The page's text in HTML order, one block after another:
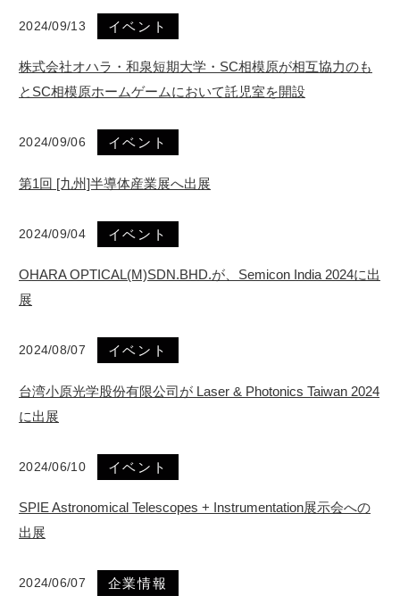
2024/09/13 イベント
株式会社オハラ・和泉短期大学・SC相模原が相互協力のも
とSC相模原ホームゲームにおいて託児室を開設
2024/09/06 イベント
第1回 [九州]半導体産業展へ出展
2024/09/04 イベント
OHARA OPTICAL(M)SDN.BHD.が、Semicon India 2024に出
展
2024/08/07 イベント
台湾小原光学股份有限公司が Laser & Photonics Taiwan 2024
に出展
2024/06/10 イベント
SPIE Astronomical Telescopes + Instrumentation展示会への
出展
2024/06/07 企業情報